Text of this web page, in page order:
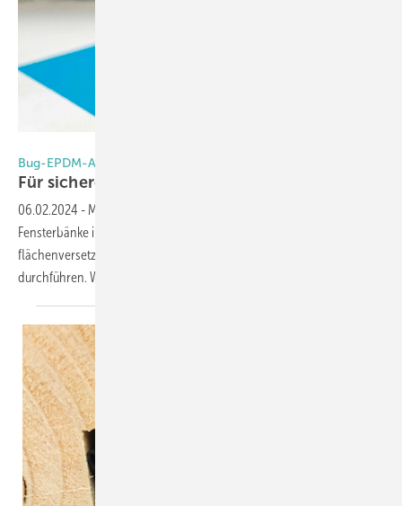
Bug-EPDM-Anschraubdichtung
Für sicheres Abdichten der
06.02.2024 - Montagebetriebe können eine EPDM-Dichtung für
Fensterbänke in wenigen Schritten schnell und einfach sowohl beim
flächenversetzten als auch beim flächenbündigen Einbau
durchführen. Wir zeigen im Praxistipp, wie das